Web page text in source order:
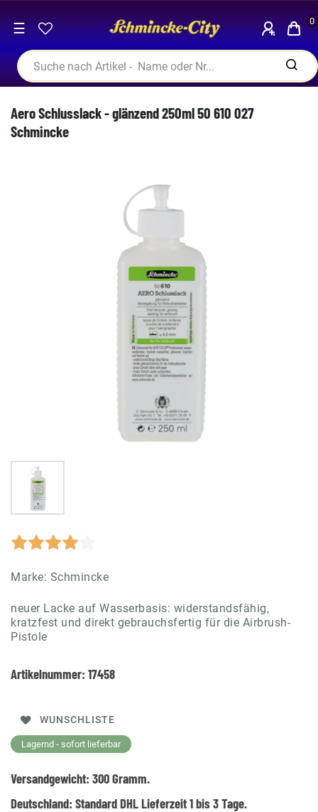
☰ 0
Aero Schlusslack - glänzend 250ml 50 610 027
Schmincke
Marke: Schmincke
neuer Lacke auf Wasserbasis: widerstandsfähig,
kratzfest und direkt gebrauchsfertig für die Airbrush-
Pistole
Artikelnummer: 17458
WUNSCHLISTE
Lagernd - sofort lieferbar
Versandgewicht: 300Gramm.
Deutschland: Standard DHL Lieferzeit 1 bis 3 Tage.